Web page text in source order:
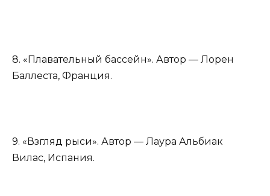
8. «Плавательный бассейн». Автор — Лорен
Баллеста, Франция.
9. «Взгляд рыси». Автор — Лаура Альбиак
Вилас, Испания.